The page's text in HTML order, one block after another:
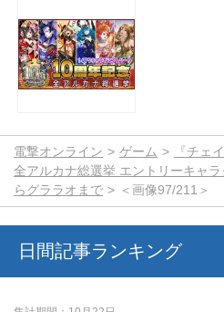
電撃オンライン ゲーム
『チェ
全アルカナ総選挙 エントリーキャ
らグララオまで
＜画像97/211＞
日間記事ランキング